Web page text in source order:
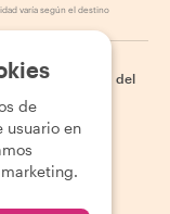
varía según el destino
| Cookies
Mapa del
de
usuario en